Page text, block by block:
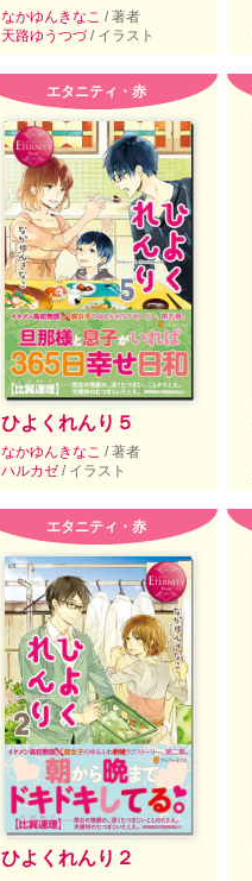
なかゆんきなこ / 著者
天路ゆうつづ/ イラスト
エタニティ・赤
ひよくれんり５
なかゆんきなこ / 著者
ハルカゼ / イラスト
エタニティ・赤
ひよくれんり２